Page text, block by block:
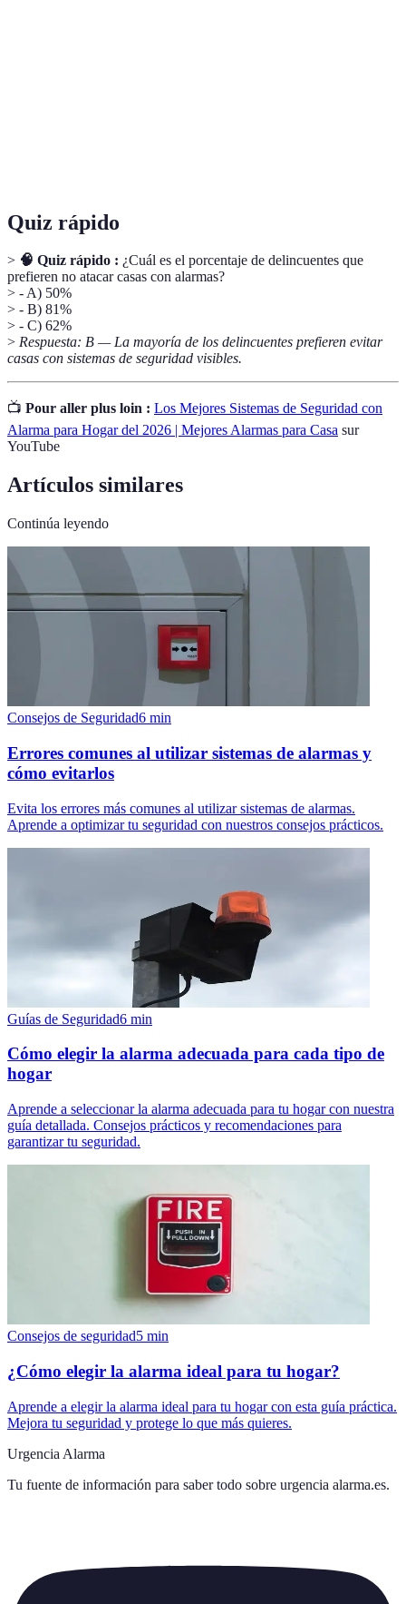
Quiz rápido
> 🧠 Quiz rápido : ¿Cuál es el porcentaje de delincuentes que
prefieren no atacar casas con alarmas?
> - A) 50%
> - B) 81%
> - C) 62%
> Respuesta: B — La mayoría de los delincuentes prefieren evitar
casas con sistemas de seguridad visibles.
📺 Pour aller plus loin : Los Mejores Sistemas de Seguridad con
Alarma para Hogar del 2026 | Mejores Alarmas para Casa sur
YouTube
Artículos similares
Continúa leyendo
Consejos de Seguridad6 min
Errores comunes al utilizar sistemas de alarmas y
cómo evitarlos
Evita los errores más comunes al utilizar sistemas de alarmas.
Aprende a optimizar tu seguridad con nuestros consejos prácticos.
Guías de Seguridad6 min
Cómo elegir la alarma adecuada para cada tipo de
hogar
Aprende a seleccionar la alarma adecuada para tu hogar con nuestra
guía detallada. Consejos prácticos y recomendaciones para
garantizar tu seguridad.
Consejos de seguridad5 min
¿Cómo elegir la alarma ideal para tu hogar?
Aprende a elegir la alarma ideal para tu hogar con esta guía práctica.
Mejora tu seguridad y protege lo que más quieres.
Urgencia Alarma
Tu fuente de información para saber todo sobre urgencia alarma.es.